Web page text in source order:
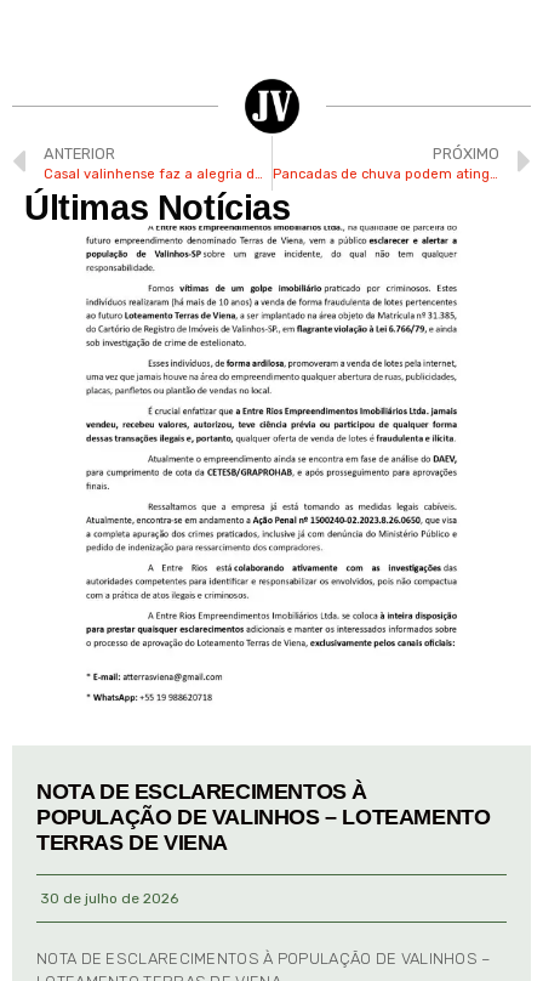
ANTERIOR
Casal valinhense faz a alegria de crianças e adultos como Papai e Mamãe Noel voluntários
PRÓXIMO
Pancadas de chuva podem atingir Valinhos neste final de semana
Últimas Notícias
NOTA DE ESCLARECIMENTOS À
POPULAÇÃO DE VALINHOS – LOTEAMENTO
TERRAS DE VIENA
30 de julho de 2026
NOTA DE ESCLARECIMENTOS À POPULAÇÃO DE VALINHOS –